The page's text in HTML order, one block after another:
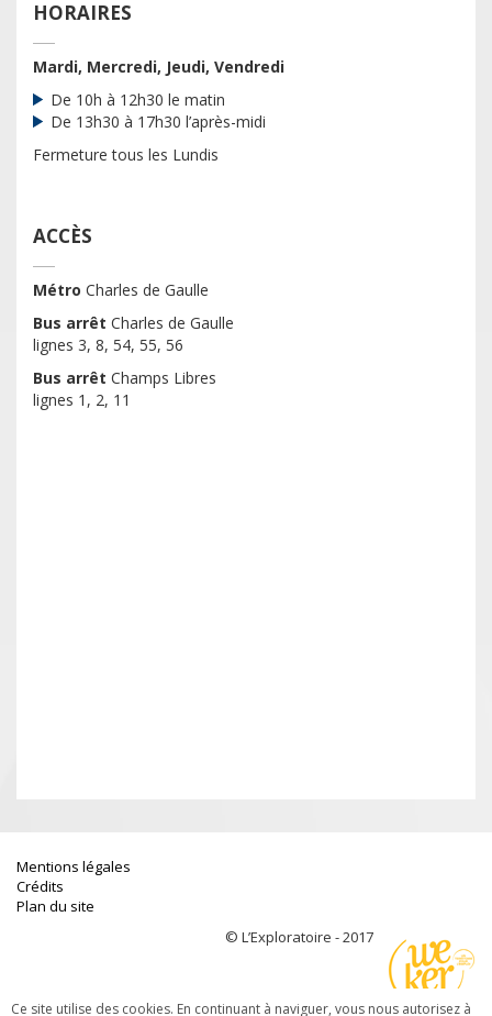
Ce site utilise des cookies. En continuant à naviguer, vous nous autorisez à
HORAIRES
Mardi, Mercredi, Jeudi, Vendredi
De 10h à 12h30 le matin
De 13h30 à 17h30 l’après-midi
Fermeture tous les Lundis
ACCÈS
Métro Charles de Gaulle
Bus arrêt Charles de Gaulle
lignes 3, 8, 54, 55, 56
Bus arrêt Champs Libres
lignes 1, 2, 11
Mentions légales
Crédits
Plan du site
© L’Exploratoire - 2017